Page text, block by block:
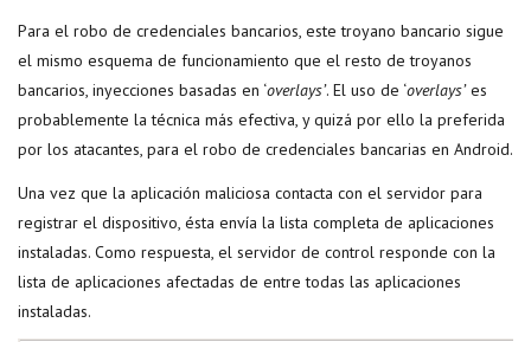
Para el robo de credenciales bancarios, este troyano bancario sigue
el mismo esquema de funcionamiento que el resto de troyanos
bancarios, inyecciones basadas en ‘overlays’. El uso de ‘overlays’es
probablemente la técnica más efectiva, y quizá por ello la preferida
por los atacantes, para el robo de credenciales bancarias en Android.
Una vez que la aplicación maliciosa contacta con el servidor para
registrar el dispositivo, ésta envía la lista completa de aplicaciones
instaladas. Como respuesta, el servidor de control responde con la
lista de aplicaciones afectadas de entre todas las aplicaciones
instaladas.